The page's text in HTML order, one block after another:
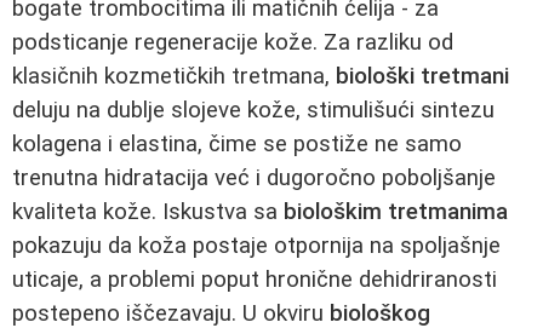
bogate trombocitima ili matičnih ćelija - za
podsticanje regeneracije kože. Za razliku od
klasičnih kozmetičkih tretmana, biološki tretmani
deluju na dublje slojeve kože, stimulišući sintezu
kolagena i elastina, čime se postiže ne samo
trenutna hidratacija već i dugoročno poboljšanje
kvaliteta kože. Iskustva sa biološkim tretmanima
pokazuju da koža postaje otpornija na spoljašnje
uticaje, a problemi poput hronične dehidriranosti
postepeno iščezavaju. U okviru biološkog